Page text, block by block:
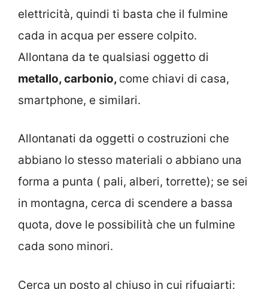
elettricità, quindi ti basta che il fulmine
cada in acqua per essere colpito.
Allontana da te qualsiasi oggetto di
metallo, carbonio, come chiavi di casa,
smartphone, e similari.
Allontanati da oggetti o costruzioni che
abbiano lo stesso materiali o abbiano una
forma a punta ( pali, alberi, torrette); se sei
in montagna, cerca di scendere a bassa
quota, dove le possibilità che un fulmine
cada sono minori.
Cerca un posto al chiuso in cui rifugiarti: